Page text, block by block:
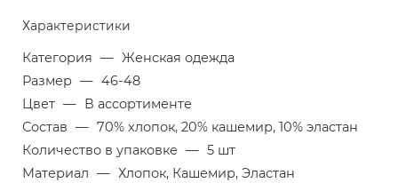
Характеристики
Категория — Женская одежда
Размер — 46-48
Цвет — В ассортименте
Состав — 70% хлопок, 20% кашемир, 10% эластан
Количество в упаковке — 5 шт
Материал — Хлопок, Кашемир, Эластан